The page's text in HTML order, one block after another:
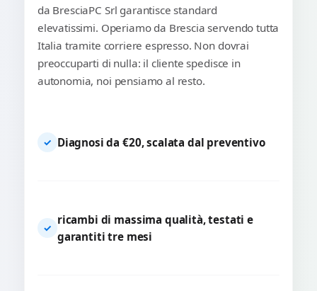
da BresciaPC Srl garantisce standard
elevatissimi. Operiamo da Brescia servendo tutta
Italia tramite corriere espresso. Non dovrai
preoccuparti di nulla: il cliente spedisce in
autonomia, noi pensiamo al resto.
✓ Diagnosi da €20, scalata dal preventivo
✓
ricambi di massima qualità, testati e
garantiti tre mesi